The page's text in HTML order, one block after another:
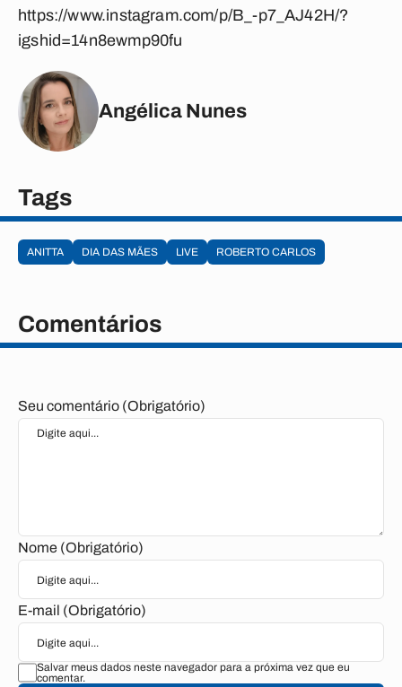
https://www.instagram.com/p/B_-p7_AJ42H/?
igshid=14n8ewmp90fu
Angélica Nunes
Tags
ANITTA DIA DAS MÃES LIVE ROBERTO CARLOS
Comentários
Seu comentário (Obrigatório)
Nome (Obrigatório)
E-mail (Obrigatório)
Salvar meus dados neste navegador para a próxima vez que eu
comentar.